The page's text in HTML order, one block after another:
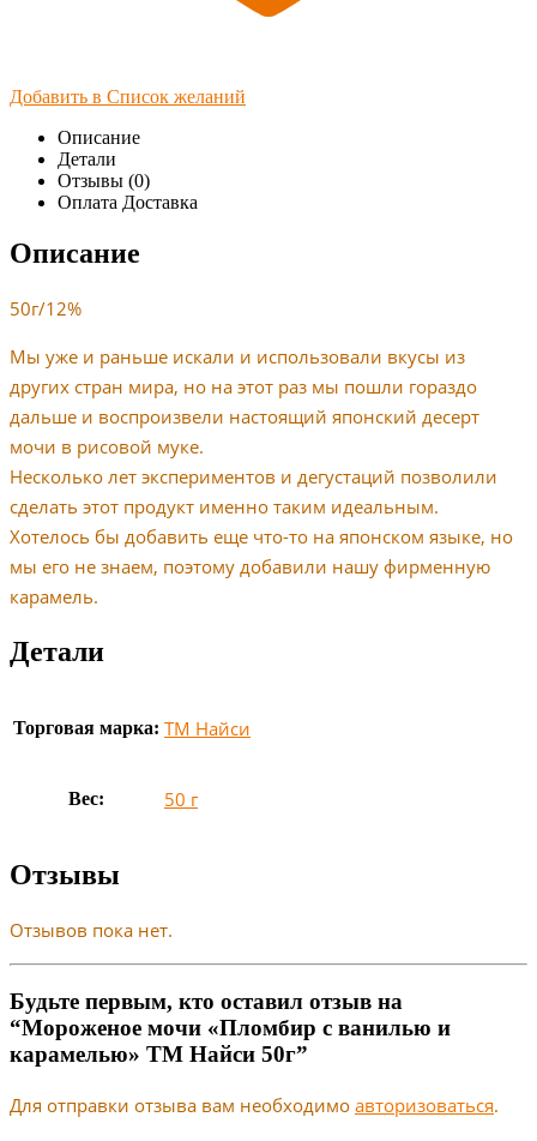
Добавить в Список желаний
Описание
Детали
Отзывы (0)
Оплата Доставка
Описание
50г/12%
Мы уже и раньше искали и использовали вкусы из
других стран мира, но на этот раз мы пошли гораздо
дальше и воспроизвели настоящий японский десерт
мочи в рисовой муке.
Несколько лет экспериментов и дегустаций позволили
сделать этот продукт именно таким идеальным.
Хотелось бы добавить еще что-то на японском языке, но
мы его не знаем, поэтому добавили нашу фирменную
карамель.
Детали
Торговая марка: ТМ Найси
Вес: 50 г
Отзывы
Отзывов пока нет.
Будьте первым, кто оставил отзыв на
“Мороженое мочи «Пломбир с ванилью и
карамелью» ТМ Найси 50г”
Для отправки отзыва вам необходимо авторизоваться.